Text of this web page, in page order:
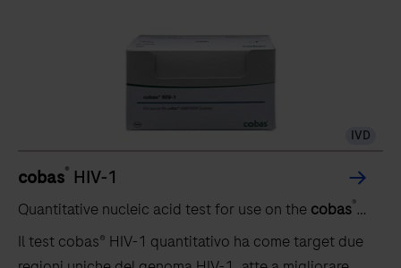
IVD
cobas® HIV-1
Quantitative nucleic acid test for use on the cobas®
5800/6800/8800 systems
Il test cobas® HIV-1 quantitativo ha come target due